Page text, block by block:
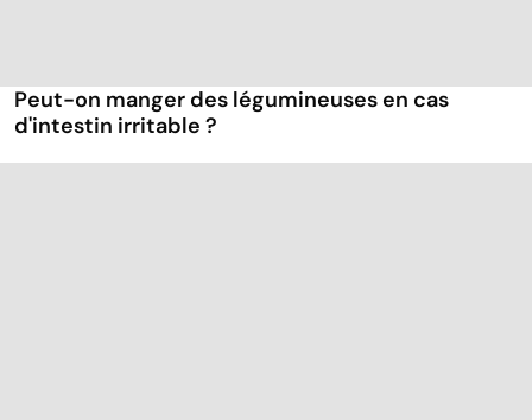
Peut-on manger des légumineuses en cas
d'intestin irritable ?